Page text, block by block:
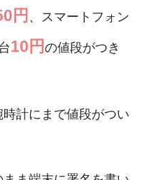
円 、スマートフォン
10円 の値段がつき
計にまで値段がつい